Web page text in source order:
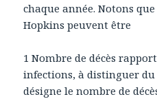
chaque année. Notons
Hopkins peuvent être
1 Nombre de décès
infections, à distinguer
désigne le nombre de